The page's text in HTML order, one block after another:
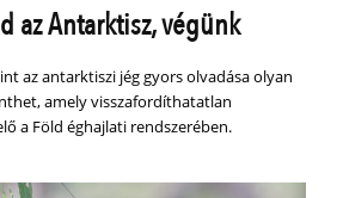
az Antarktisz, végünk
az antarktiszi jég gyors olvadása olyan
amely visszafordíthatatlan
a Föld éghajlati rendszerében.